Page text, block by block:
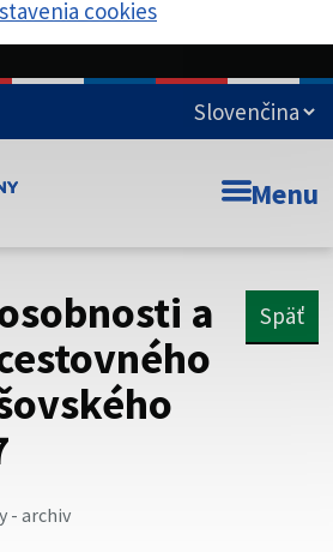
cookies
stránka Prešovského
uistite, že zdieľate informácie iba
stránku. Zabezpečená stránka
názvom domény webového sídla.
Menu
a
Späť
- archiv